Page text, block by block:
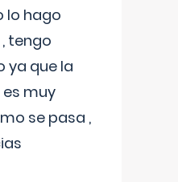
lo hago
tengo
ya que la
muy
se pasa ,